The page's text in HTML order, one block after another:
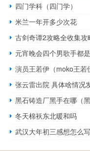
四门学科（四门学）
米兰一年开多少次花
古剑奇谭2攻略全收集攻
元宵晚会四个男歌手都
演员王若伊（moko王若
张云雷出院 具体啥情况
黑石铸造厂黑手在哪（
冬天棉袄东北暖和吗
武汉大年初三感想怎么写